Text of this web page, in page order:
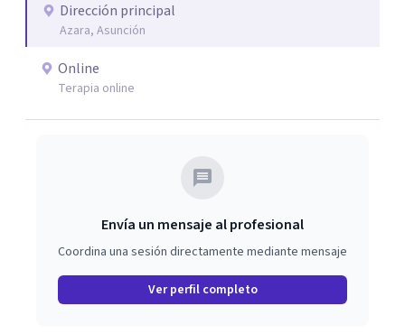
Dirección principal
Azara, Asunción
Online
Terapia online
Envía un mensaje al profesional
Coordina una sesión directamente mediante mensaje
Ver perfil completo